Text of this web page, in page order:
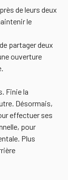
de leurs deux
le
partager deux
ouverture
Finie la
Désormais,
effectuer ses
pour
Plus